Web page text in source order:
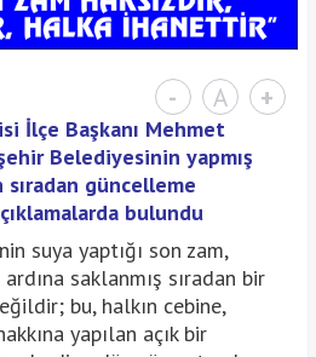
- A +
İlçe Başkanı Mehmet
Belediyesinin yapmış
sıradan güncelleme
bulundu
suya yaptığı son zam,
saklanmış sıradan bir
bu, halkın cebine,
yapılan açık bir